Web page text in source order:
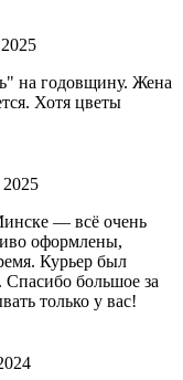
на годовщину. Жена
Хотя цветы
2025
— всё очень
оформлены,
Курьер был
большое за
только у вас!